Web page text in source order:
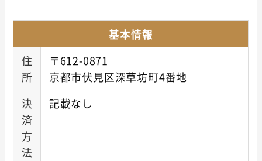
基本情報
住
所
〒612-0871
京都市伏見区深草坊町4番地
決
済
方
法
記載なし